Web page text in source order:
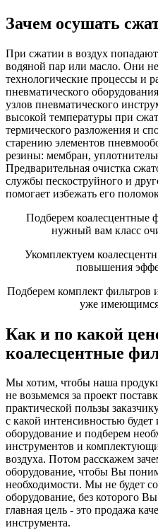
Зачем осушать
При сжатии в воздух
водяной пар или масло. Они
технологические процессы и
пневматического
узлов пневматического
высокой температуры при
термического разложения и
старению элементов
резины: мембран,
Предварительная очистка
службы пескоструйного и
помогает избежать его
Подберем коалесцентные
нужный вам класс
Укомплектуем
повышения
Подберем комплект фильтров
уже
Как и по какой
коалесцентные
Мы хотим, чтобы наша
не возьмемся за проект
практической пользы
с какой интенсивностью будет
оборудование и подберем
инструментов и
воздуха. Потом расскажем
оборудование, чтобы Вы
необходимости. Мы не будет
оборудование, без которого
главная цель - это продажа
инструмента.